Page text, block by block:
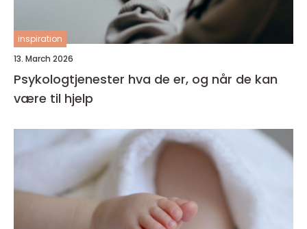
inspiration
13. March 2026
Psykologtjenester hva de er, og når de kan
være til hjelp